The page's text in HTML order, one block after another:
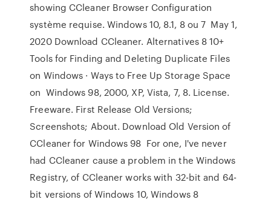
showing CCleaner Browser Configuration
système requise. Windows 10, 8.1, 8 ou 7 May 1,
2020 Download CCleaner. Alternatives 8 10+
Tools for Finding and Deleting Duplicate Files
on Windows · Ways to Free Up Storage Space
on Windows 98, 2000, XP, Vista, 7, 8. License.
Freeware. First Release Old Versions;
Screenshots; About. Download Old Version of
CCleaner for Windows 98 For one, I've never
had CCleaner cause a problem in the Windows
Registry, of CCleaner works with 32-bit and 64-
bit versions of Windows 10, Windows 8